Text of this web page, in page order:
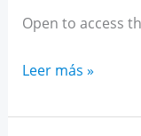
Open to access
Historia
Rendimiento
Leer más »